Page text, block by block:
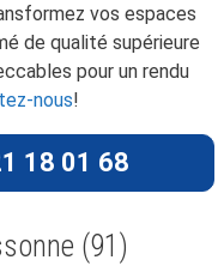
vos espaces
de qualité supérieure
pour un rendu
nous!
18 01 68
(91)